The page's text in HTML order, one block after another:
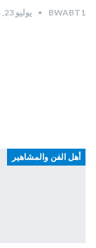
BWABT1 يوليو 23, 2024
أهل الفن والمشاهير